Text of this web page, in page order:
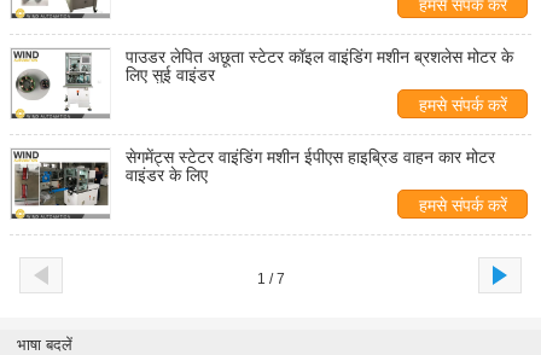
हमसे संपर्क करें
पाउडर लेपित अछूता स्टेटर कॉइल वाइंडिंग मशीन ब्रशलेस मोटर के
लिए सुई वाइंडर
हमसे संपर्क करें
सेगमेंट्स स्टेटर वाइंडिंग मशीन ईपीएस हाइब्रिड वाहन कार मोटर
वाइंडर के लिए
हमसे संपर्क करें
1 / 7
भाषा बदलें